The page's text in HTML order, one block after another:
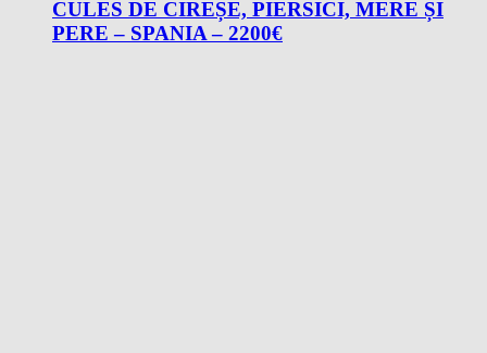
CULES DE CIREȘE, PIERSICI, MERE ȘI
PERE – SPANIA – 2200€